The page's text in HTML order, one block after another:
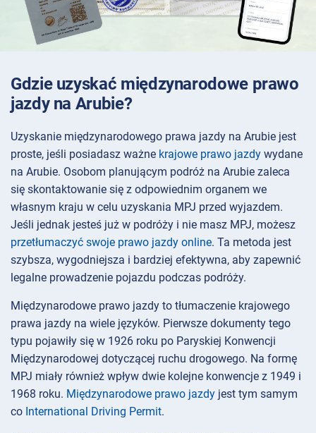
Gdzie uzyskać międzynarodowe prawo
jazdy na Arubie?
Uzyskanie międzynarodowego prawa jazdy na Arubie jest
proste, jeśli posiadasz ważne krajowe prawo jazdy wydane
na Arubie. Osobom planującym podróż na Arubie zaleca
się skontaktowanie się z odpowiednim organem we
własnym kraju w celu uzyskania MPJ przed wyjazdem.
Jeśli jednak jesteś już w podróży i nie masz MPJ, możesz
przetłumaczyć swoje prawo jazdy online. Ta metoda jest
szybsza, wygodniejsza i bardziej efektywna, aby zapewnić
legalne prowadzenie pojazdu podczas podróży.
Międzynarodowe prawo jazdy to tłumaczenie krajowego
prawa jazdy na wiele języków. Pierwsze dokumenty tego
typu pojawiły się w 1926 roku po Paryskiej Konwencji
Międzynarodowej dotyczącej ruchu drogowego. Na formę
MPJ miały również wpływ dwie kolejne konwencje z 1949 i
1968 roku. Międzynarodowe prawo jazdy jest tym samym
co International Driving Permit.